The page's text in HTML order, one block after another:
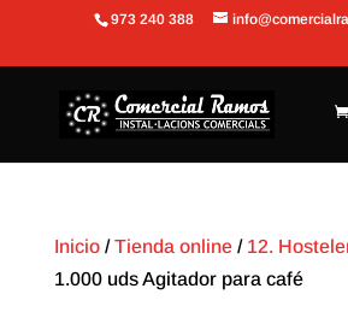
Abrir barra de herramientas
973 240 388
Inicio/Tienda online/ 12.
1.000 uds Agitador para café